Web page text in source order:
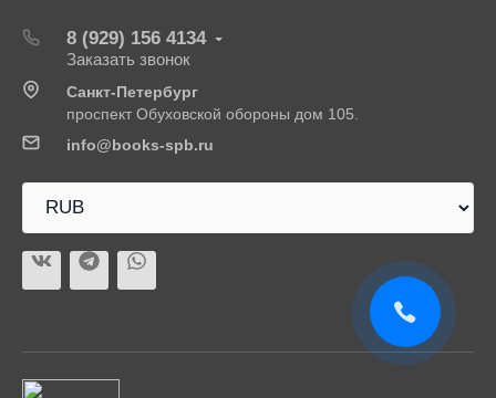
8 (929) 156 4134
Заказать звонок
Санкт-Петербург
проспект Обуховской обороны дом 105.
info@books-spb.ru